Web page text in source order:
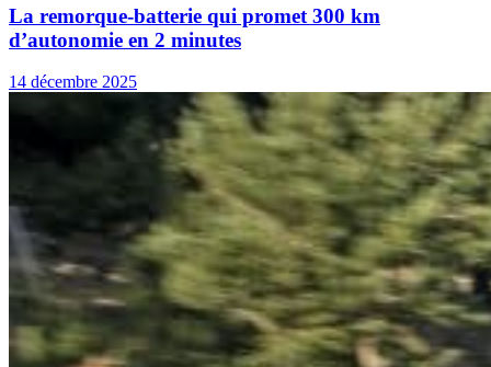
La remorque-batterie qui promet 300 km
d’autonomie en 2 minutes
14 décembre 2025